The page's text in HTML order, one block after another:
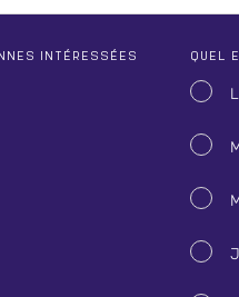
INTÉRESSÉES QUEL